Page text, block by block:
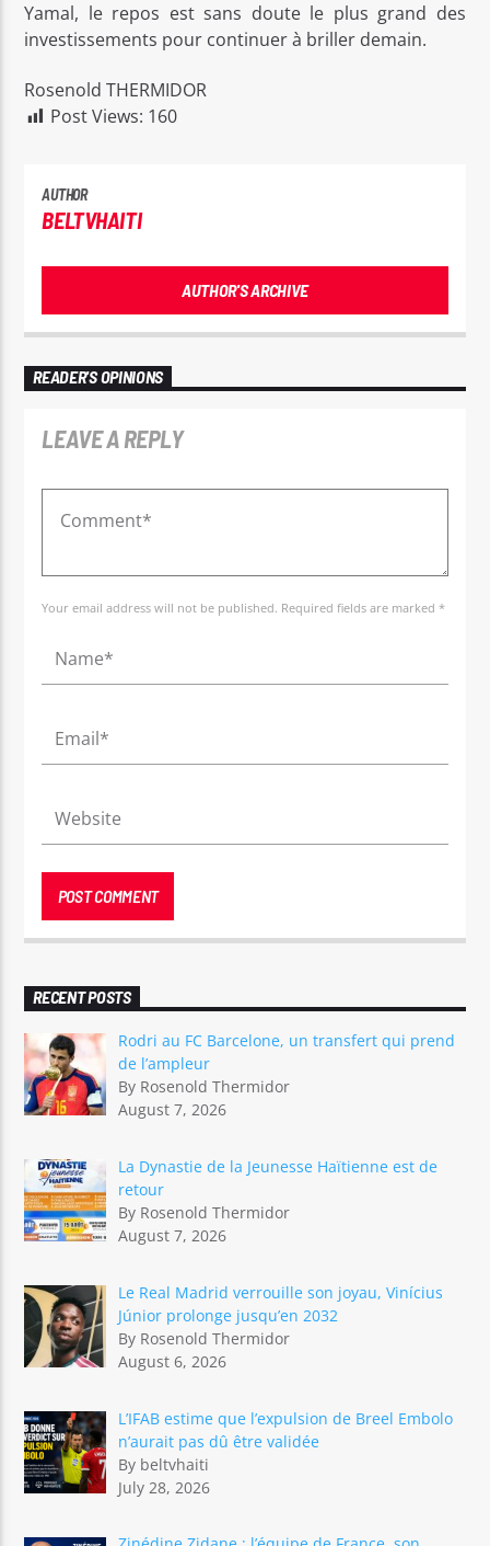
Yamal, le repos est sans doute le plus grand des
investissements pour continuer à briller demain.
Rosenold THERMIDOR
Post Views: 160
AUTHOR
BELTVHAITI
AUTHOR'S ARCHIVE
READER'S OPINIONS
LEAVE A REPLY
Your email address will not be published. Required fields are marked *
RECENT POSTS
Rodri au FC Barcelone, un transfert qui prend
de l’ampleur
By Rosenold Thermidor
August 7, 2026
La Dynastie de la Jeunesse Haïtienne est de
retour
By Rosenold Thermidor
August 7, 2026
Le Real Madrid verrouille son joyau, Vinícius
Júnior prolonge jusqu’en 2032
By Rosenold Thermidor
August 6, 2026
L’IFAB estime que l’expulsion de Breel Embolo
n’aurait pas dû être validée
By beltvhaiti
July 28, 2026